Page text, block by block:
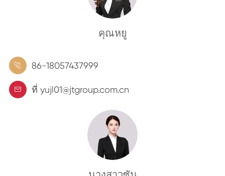
คุณหยู
 86-18057437999
 ที่ yujl01@jtgroup.com.cn